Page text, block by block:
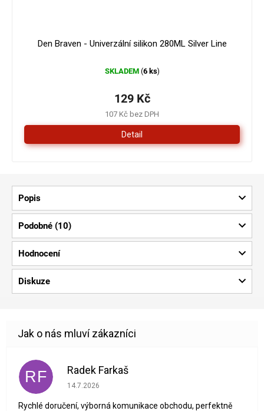
Den Braven - Univerzální silikon 280ML Silver Line
SKLADEM (6 ks)
107 Kč bez DPH
129 Kč
Detail
Popis
Podobné (10)
Hodnocení
Diskuze
RF Radek Farkaš
Hodnocení obchodu je 5 z 5 hvězdiček.
14.7.2026
Rychlé doručení, výborná komunikace obchodu, perfektně